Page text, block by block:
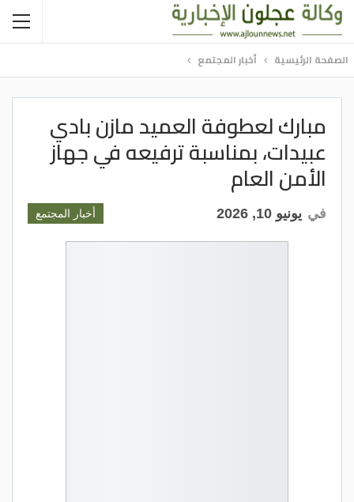
الصفحة الرئيسية أخبار المجتمع
مبارك لعطوفة العميد مازن بادي
عبيدات، بمناسبة ترفيعه في جهاز
الأمن العام
أخبار المجتمع في يونيو 10, 2026